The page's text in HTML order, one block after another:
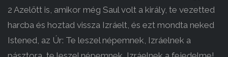
2 Azelőtt is, amikor még Saul volt a király, te vezetted
harcba és hoztad vissza Izráelt, és ezt mondta neked
Istened, az Úr: Te leszel népemnek, Izráelnek a